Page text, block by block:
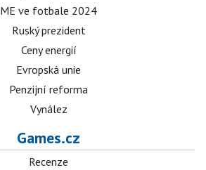
ME ve fotbale 2024
Ruský prezident
Ceny energií
Evropská unie
Penzijní reforma
Vynález
Games.cz
Recenze